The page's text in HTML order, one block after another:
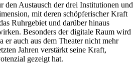
den Austausch der drei Institutionen und
mit deren schöpferischer Kraft
Ruhrgebiet und darüber hinaus
Besonders der digitale Raum wird
er auch aus dem Theater nicht mehr
Jahren verstärkt seine Kraft,
gezeigt hat.